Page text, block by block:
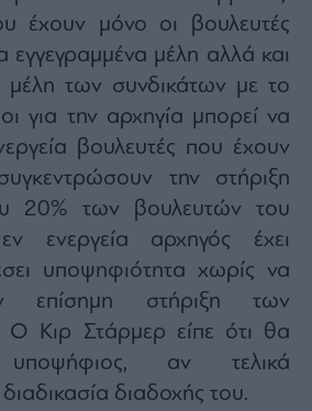
έχουν μόνο οι βουλευτές
εγγεγραμμένα μέλη αλλά και
μέλη των συνδικάτων με το
για την αρχηγία μπορεί να
βουλευτές που έχουν
την στήριξη
20% των βουλευτών του
ενεργεία αρχηγός έχει
υποψηφιότητα χωρίς να
επίσημη στήριξη των
Ο Κιρ Στάρμερ είπε ότι θα
αν τελικά
διαδοχής του.